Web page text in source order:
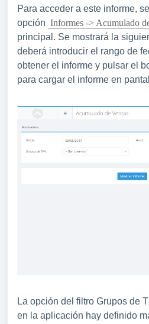
Para acceder a este informe,
opción Informes -> Acumulado
principal. Se mostrará la
deberá introducir el rango de
obtener el informe y pulsar el
para cargar el informe en
La opción del filtro Grupos de
en la aplicación hay definido